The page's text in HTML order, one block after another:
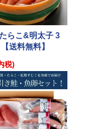
らこ&明太子 3
送料無料】
税)